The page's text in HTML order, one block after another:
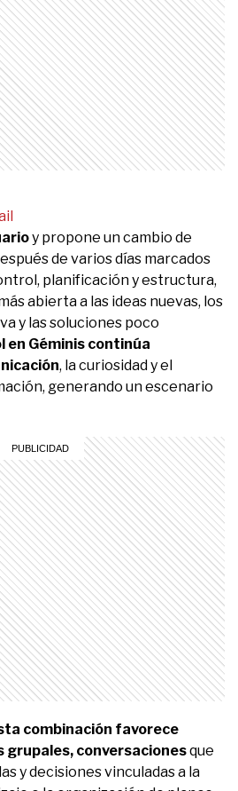
y propone un cambio de
de varios días marcados
planificación y estructura,
abierta a las ideas nuevas, los
y las soluciones poco
en Géminis continúa
, la curiosidad y el
generando un escenario
combinación favorece
grupales, conversacionesque
y decisiones vinculadas a la